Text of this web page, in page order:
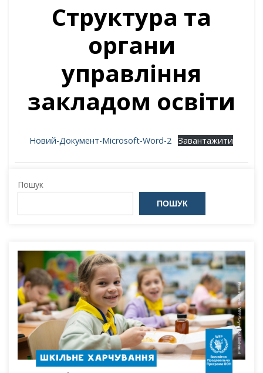
Структура та
органи
управління
закладом освіти
Новий-Документ-Microsoft-Word-2 Завантажити
Пошук
ПОШУК